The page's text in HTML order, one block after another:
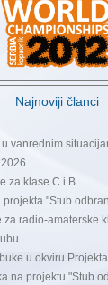
Najnoviji članci
vanrednim
za klase C i B
"Stub
radio-amaterske
u okviru
na projektu "Stub